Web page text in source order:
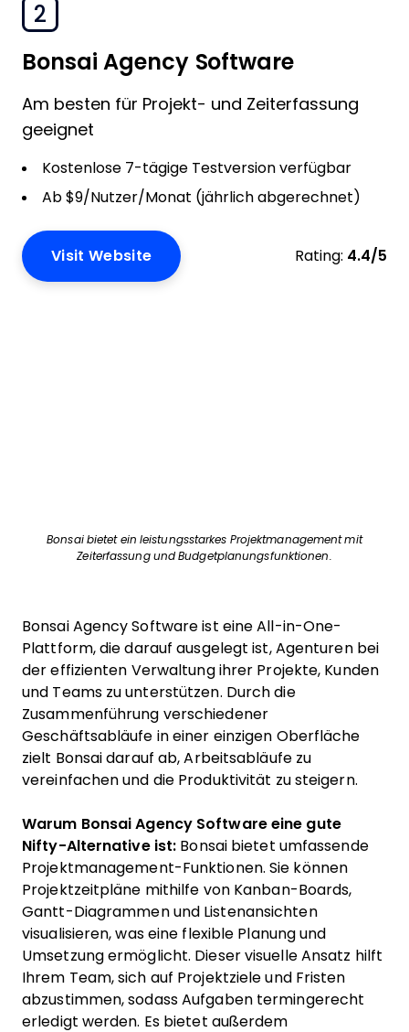
2
Bonsai Agency Software
Am besten für Projekt- und Zeiterfassung
geeignet
Kostenlose 7-tägige Testversion verfügbar
Ab $9/Nutzer/Monat (jährlich abgerechnet)
Visit Website Rating: 4.4/5
Bonsai bietet ein leistungsstarkes Projektmanagement mit
Zeiterfassung und Budgetplanungsfunktionen.
Bonsai Agency Software ist eine All-in-One-
Plattform, die darauf ausgelegt ist, Agenturen bei
der effizienten Verwaltung ihrer Projekte, Kunden
und Teams zu unterstützen. Durch die
Zusammenführung verschiedener
Geschäftsabläufe in einer einzigen Oberfläche
zielt Bonsai darauf ab, Arbeitsabläufe zu
vereinfachen und die Produktivität zu steigern.
Warum Bonsai Agency Software eine gute
Nifty-Alternative ist: Bonsai bietet umfassende
Projektmanagement-Funktionen. Sie können
Projektzeitpläne mithilfe von Kanban-Boards,
Gantt-Diagrammen und Listenansichten
visualisieren, was eine flexible Planung und
Umsetzung ermöglicht. Dieser visuelle Ansatz hilft
Ihrem Team, sich auf Projektziele und Fristen
abzustimmen, sodass Aufgaben termingerecht
erledigt werden. Es bietet außerdem